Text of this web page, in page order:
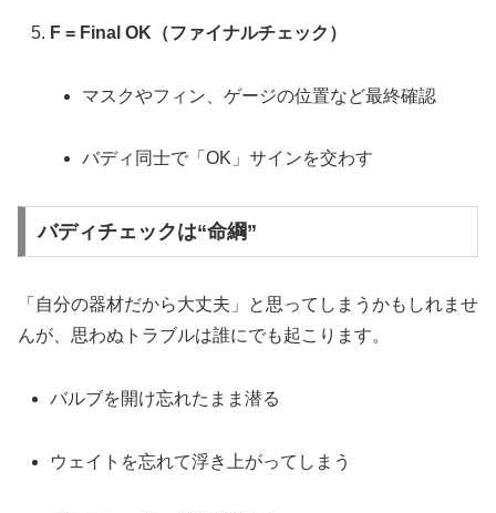
F = Final OK（ファイナルチェック）
マスクやフィン、ゲージの位置など最終確認
バディ同士で「OK」サインを交わす
バディチェックは“命綱”
「自分の器材だから大丈夫」と思ってしまうかもしれませ
んが、思わぬトラブルは誰にでも起こります。
バルブを開け忘れたまま潜る
ウェイトを忘れて浮き上がってしまう